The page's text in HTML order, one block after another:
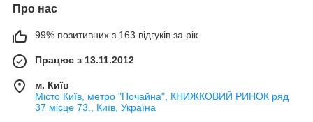
Про нас
99% позитивних з 163 відгуків за рік
Працює з 13.11.2012
м. Київ
Місто Київ, метро "Почайна", КНИЖКОВИЙ РИНОК ряд
37 місце 73., Київ, Україна